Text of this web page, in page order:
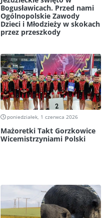
Bogusławicach. Przed nami
Ogólnopolskie Zawody
Dzieci i Młodzieży w skokach
przez przeszkody
poniedziałek, 1 czerwca 2026
Mażoretki Takt Gorzkowice
Wicemistrzyniami Polski